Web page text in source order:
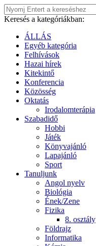
Keresés a kategóriákban:
ÁLLÁS
Egyéb kategória
Felhívások
Hazai hírek
Kitekintő
Konferencia
Közösség
Oktatás
Irodalomterápia
Szabadidő
Hobbi
Játék
Könyvajánló
Lapajánló
Sport
Tanuljunk
Angol nyelv
Biológia
Ének/Zene
Fizika
8. osztály
Földrajz
Informatika